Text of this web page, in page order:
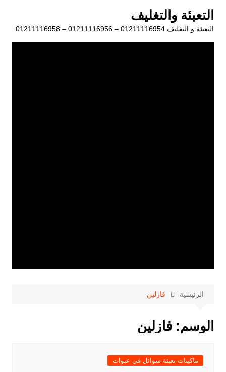
المحتوى
التعبئة والتغليف
التعبئة و التغليف 01211116954 – 01211116956 – 01211116958
الرئيسية فازلين
الوسم: فازلين
ماكينات تعبئة سوائل في عبوات